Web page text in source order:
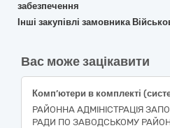
забезпечення
Інші закупівлі замовника
Вас може зацікавити
РАЙОННА АДМІНІСТРАЦІЯ
РАДИ ПО ЗАВОДСЬКОМУ